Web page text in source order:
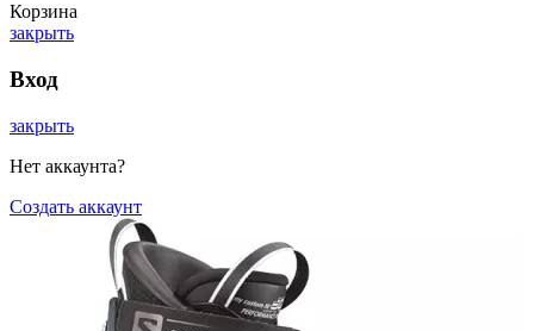
Корзина
закрыть
Вход
закрыть
Нет аккаунта?
Создать аккаунт